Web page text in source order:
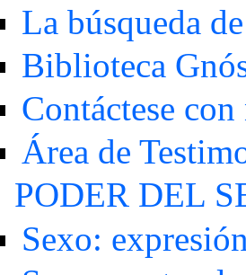
La búsqueda
Biblioteca
Contáctese
Área de
PODER DEL
Sexo: